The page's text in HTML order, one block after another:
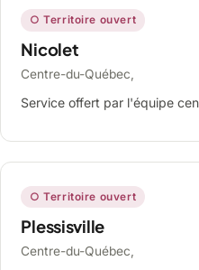
○ Territoire ouvert
Nicolet
Centre-du-Québec,
Service offert par l'équipe
○ Territoire ouvert
Plessisville
Centre-du-Québec,